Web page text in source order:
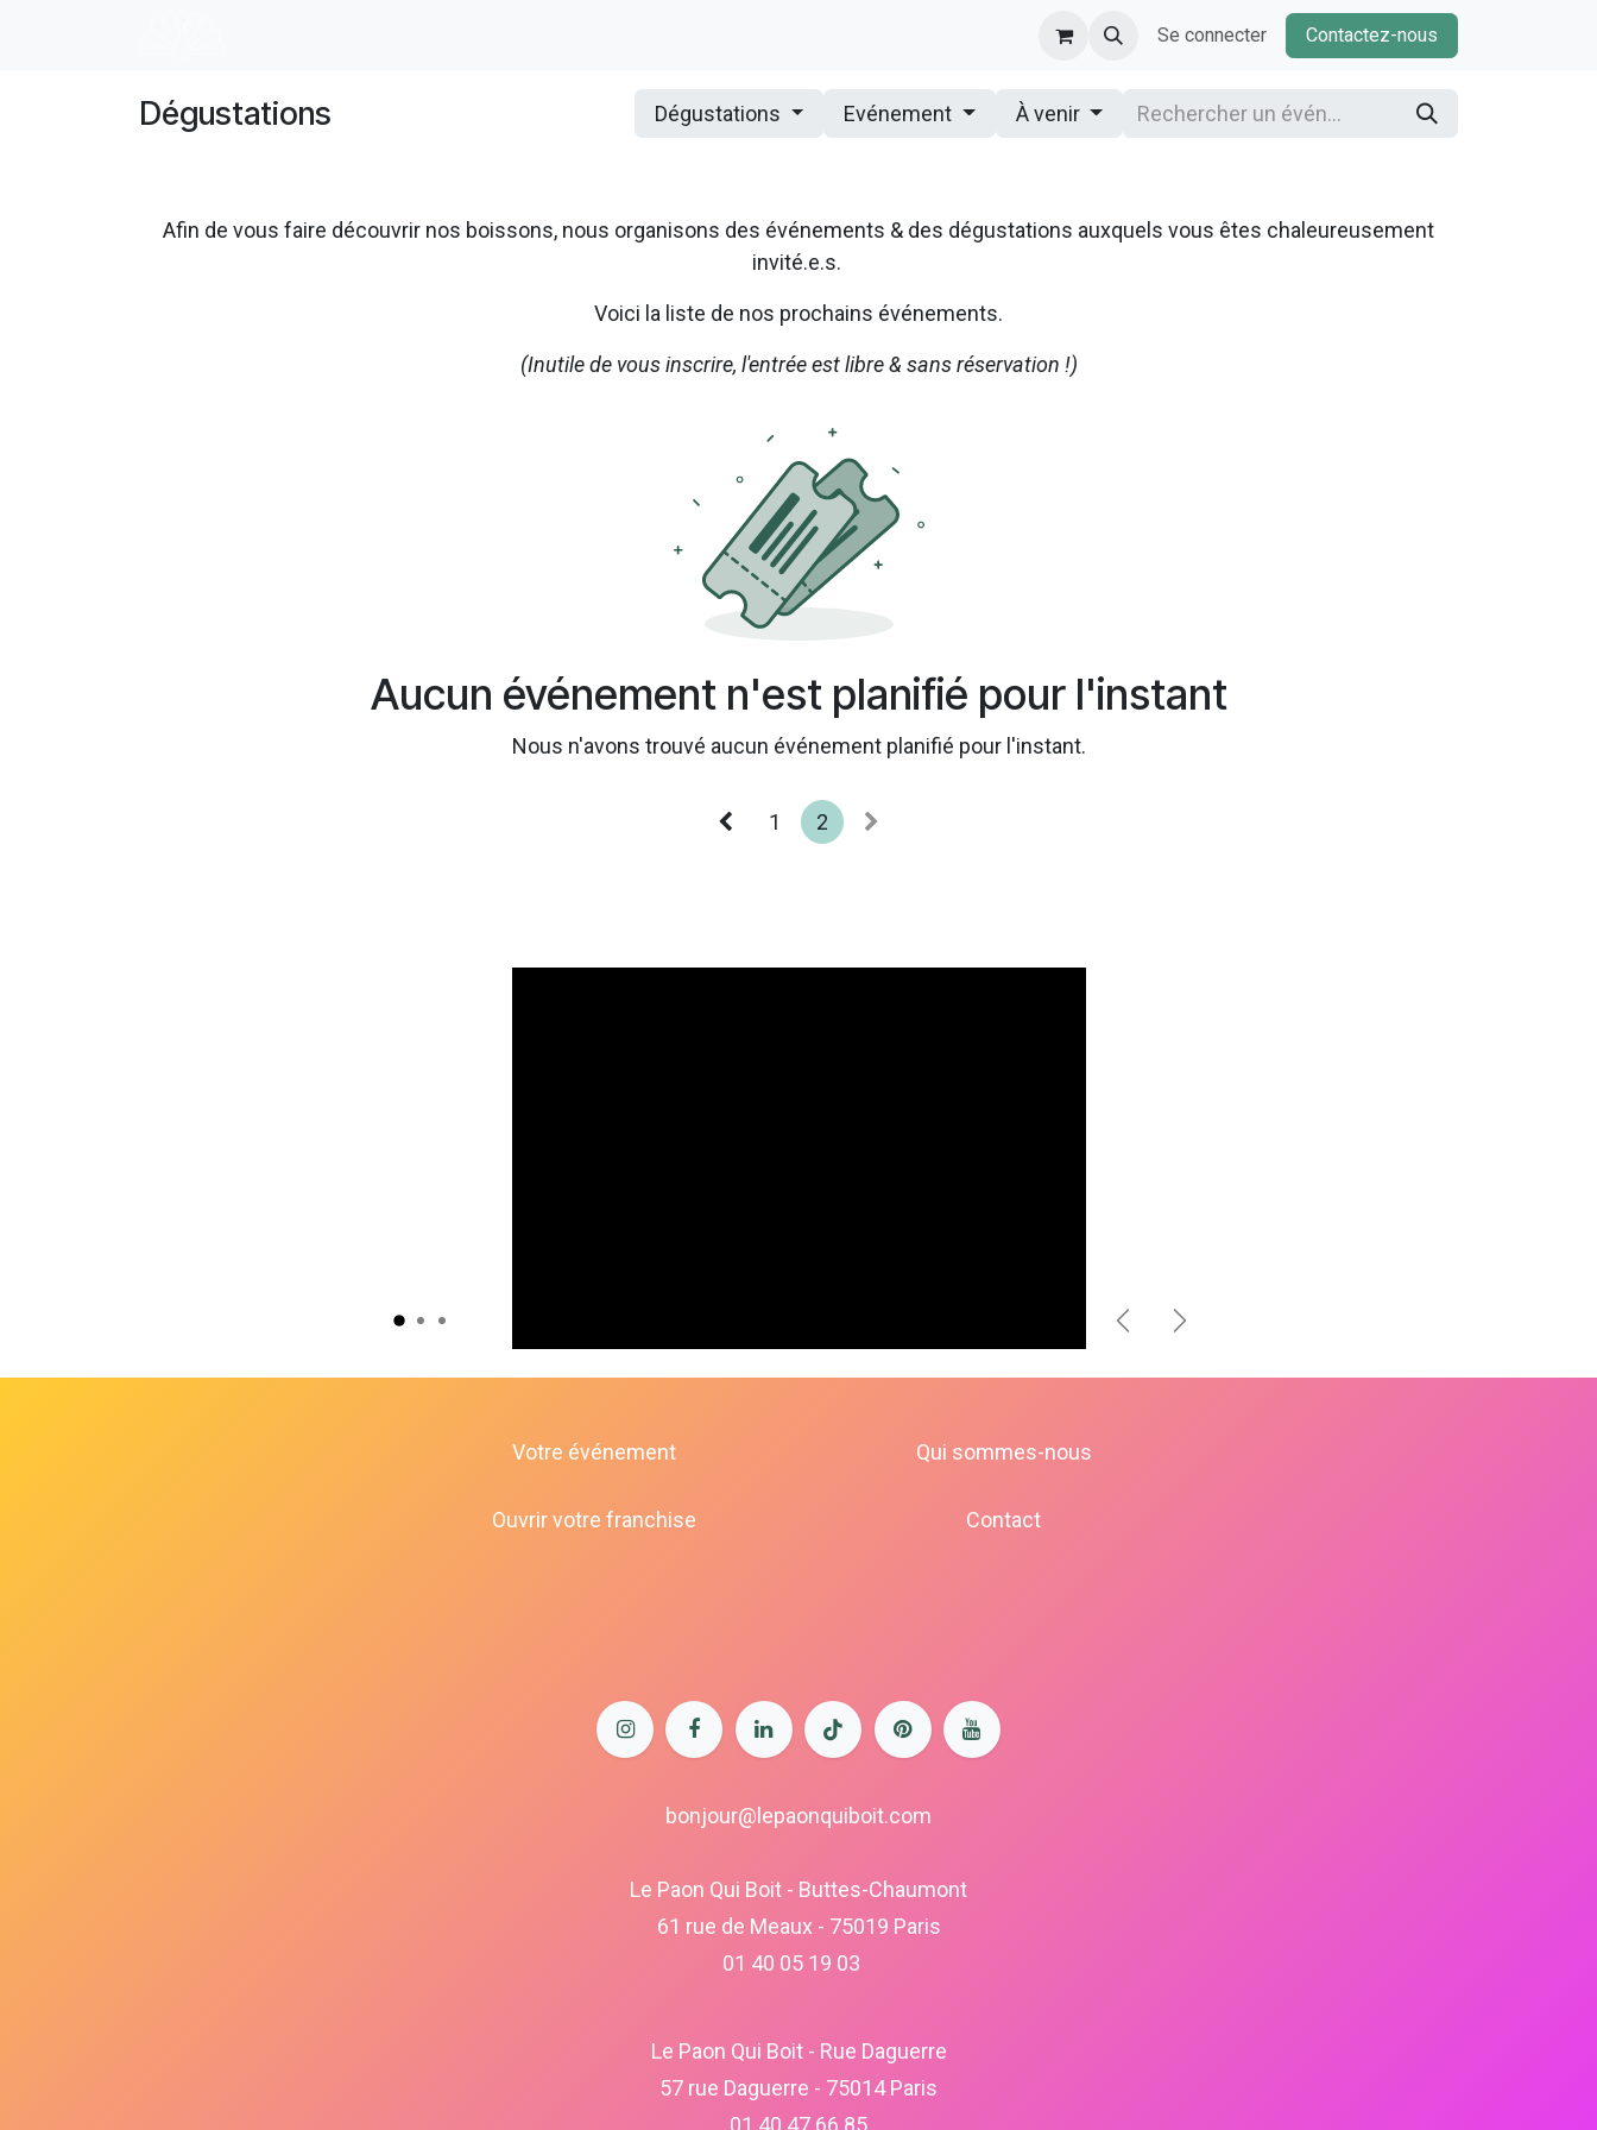
Se connecter Contactez-nous
Dégustations Dégustations Evénement À venir
Afin de vous faire découvrir nos boissons, nous organisons des événements & des dégustations auxquels vous êtes chaleureusement
invité.e.s.
Voici la liste de nos prochains événements.
(Inutile de vous inscrire, l'entrée est libre & sans réservation !)
Aucun événement n'est planifié pour l'instant
Nous n'avons trouvé aucun événement planifié pour l'instant.
1 2
PrécédentSuivant
bonjour@lepaonquiboit.com
Le Paon Qui Boit - Buttes-Chaumont
61 rue de Meaux - 75019 Paris
01 40 05 19 03
Le Paon Qui Boit - Rue Daguerre
57 rue Daguerre - 75014 Paris
01 40 47 66 85
Qui sommes-nous
Contact
Votre événement
Ouvrir votre franchise